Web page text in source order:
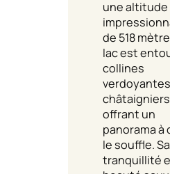
une altitude
de 518
lac est
collines
offrant un
panorama à
le souffle. Sa
tranquillité